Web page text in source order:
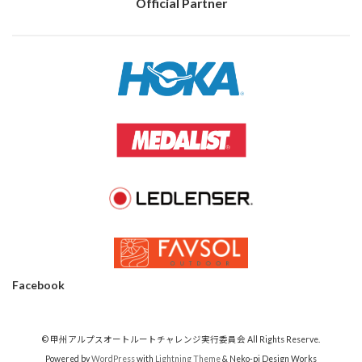
Facebook
© 甲州アルプスオートルートチャレンジ実行委員会 All Rights Reserve.
Powered byWordPresswith Lightning Theme& Neko-pi Design Works